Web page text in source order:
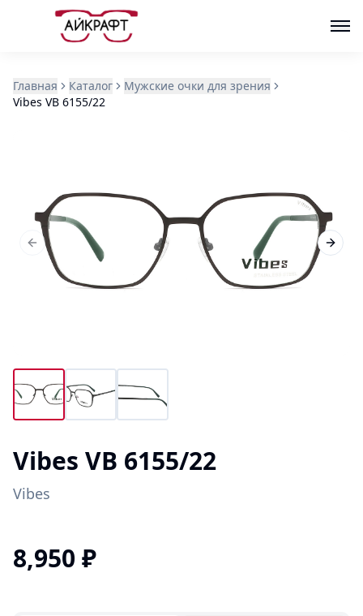
Главная Каталог
Мужские очки для зрения
Vibes VB 6155/22
Previous slide Next
Vibes VB 6155/22
Vibes
8,950 ₽